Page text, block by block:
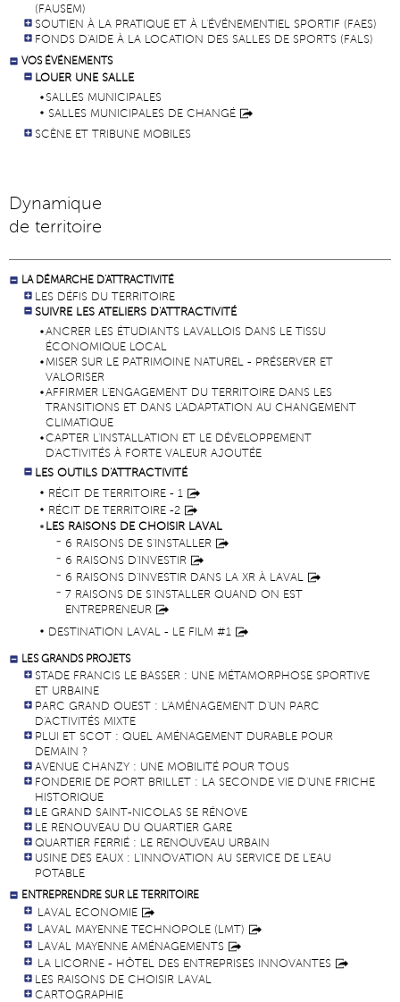
(FAUSEM)
SOUTIEN À LA PRATIQUE ET À L'ÉVÉNEMENTIEL SPORTIF (FAES)
FONDS D'AIDE À LA LOCATION DES SALLES DE SPORTS (FALS)
VOS ÉVÉNEMENTS
LOUER UNE SALLE
SALLES MUNICIPALES
SALLES MUNICIPALES DE CHANGÉ
SCÈNE ET TRIBUNE MOBILES
Dynamique
de territoire
LA DÉMARCHE D'ATTRACTIVITÉ
LES DÉFIS DU TERRITOIRE
SUIVRE LES ATELIERS D'ATTRACTIVITÉ
ANCRER LES ÉTUDIANTS LAVALLOIS DANS LE TISSU
ÉCONOMIQUE LOCAL
MISER SUR LE PATRIMOINE NATUREL - PRÉSERVER ET
VALORISER
AFFIRMER L'ENGAGEMENT DU TERRITOIRE DANS LES
TRANSITIONS ET DANS L'ADAPTATION AU CHANGEMENT
CLIMATIQUE
CAPTER L'INSTALLATION ET LE DÉVELOPPEMENT
D'ACTIVITÉS À FORTE VALEUR AJOUTÉE
LES OUTILS D'ATTRACTIVITÉ
RÉCIT DE TERRITOIRE - 1
RÉCIT DE TERRITOIRE -2
LES RAISONS DE CHOISIR LAVAL
6 RAISONS DE S'INSTALLER
6 RAISONS D'INVESTIR
6 RAISONS D'INVESTIR DANS LA XR À LAVAL
7 RAISONS DE S'INSTALLER QUAND ON EST
ENTREPRENEUR
DESTINATION LAVAL - LE FILM #1
LES GRANDS PROJETS
STADE FRANCIS LE BASSER : UNE MÉTAMORPHOSE SPORTIVE
ET URBAINE
PARC GRAND OUEST : L'AMÉNAGEMENT D'UN PARC
D'ACTIVITÉS MIXTE
PLUI ET SCOT : QUEL AMÉNAGEMENT DURABLE POUR
DEMAIN ?
AVENUE CHANZY : UNE MOBILITÉ POUR TOUS
FONDERIE DE PORT BRILLET : LA SECONDE VIE D'UNE FRICHE
HISTORIQUE
LE GRAND SAINT-NICOLAS SE RÉNOVE
LE RENOUVEAU DU QUARTIER GARE
QUARTIER FERRIÉ : LE RENOUVEAU URBAIN
USINE DES EAUX : L'INNOVATION AU SERVICE DE L'EAU
POTABLE
ENTREPRENDRE SUR LE TERRITOIRE
LAVAL ECONOMIE
LAVAL MAYENNE TECHNOPOLE (LMT)
LAVAL MAYENNE AMÉNAGEMENTS
LA LICORNE - HÔTEL DES ENTREPRISES INNOVANTES
LES RAISONS DE CHOISIR LAVAL
CARTOGRAPHIE